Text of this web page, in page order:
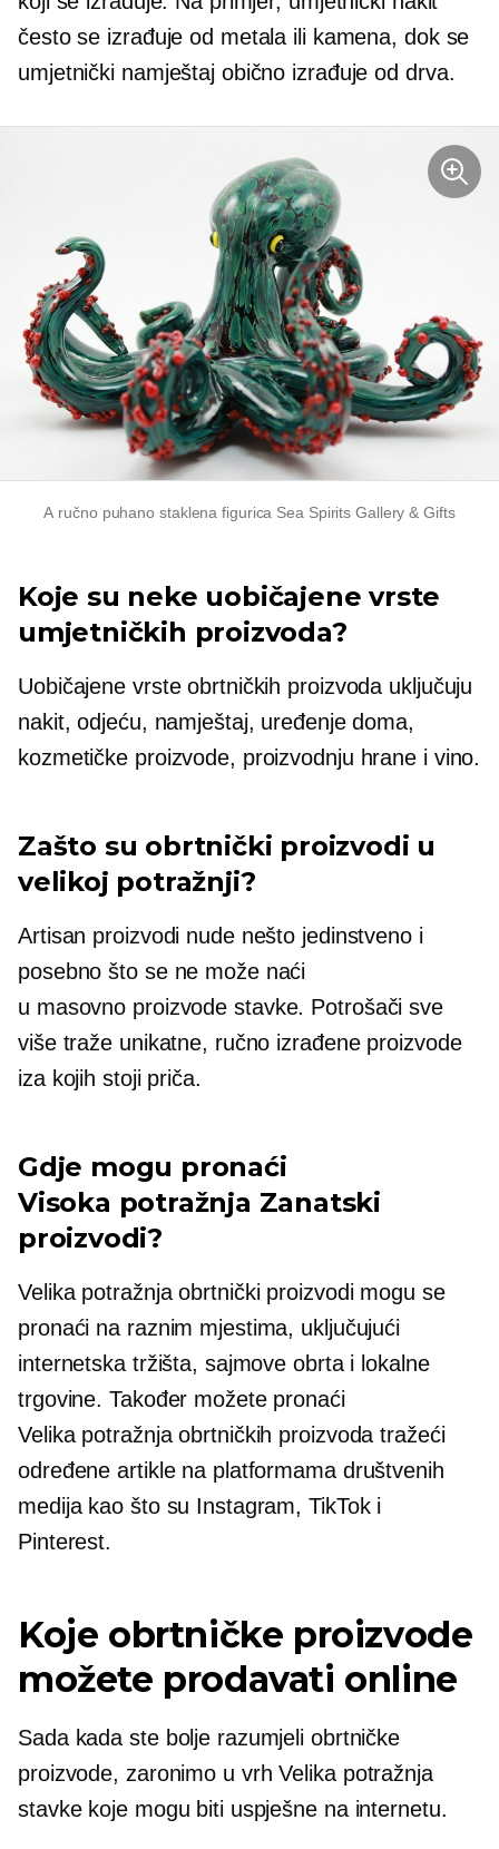
često se izrađuje od metala ili kamena, dok se
umjetnički namještaj obično izrađuje od drva.
A ručno puhano staklena figurica Sea Spirits Gallery & Gifts
Koje su neke uobičajene vrste
umjetničkih proizvoda?
Uobičajene vrste obrtničkih proizvoda uključuju
nakit, odjeću, namještaj, uređenje doma,
kozmetičke proizvode, proizvodnju hrane i vino.
Zašto su obrtnički proizvodi u
velikoj potražnji?
Artisan proizvodi nude nešto jedinstveno i
posebno što se ne može naći
u masovno proizvode stavke. Potrošači sve
više traže unikatne, ručno izrađene proizvode
iza kojih stoji priča.
Gdje mogu pronaći
Visoka potražnja Zanatski
proizvodi?
Velika potražnjaobrtnički proizvodi mogu se
pronaći na raznim mjestima, uključujući
internetska tržišta, sajmove obrta i lokalne
trgovine. Također možete pronaći
Velika potražnjaobrtničkih proizvoda tražeći
određene artikle na platformama društvenih
medija kao što su Instagram, TikTok i
Pinterest.
Koje obrtničke proizvode
možete prodavati online
Sada kada ste bolje razumjeli obrtničke
proizvode, zaronimo u vrhVelika potražnja
stavke koje mogu biti uspješne na internetu.